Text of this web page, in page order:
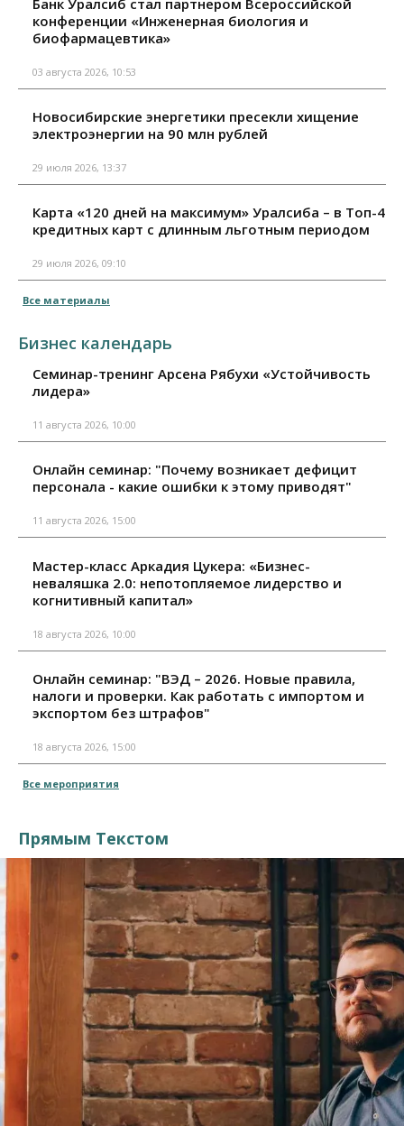
Банк Уралсиб стал партнером Всероссийской
конференции «Инженерная биология и
биофармацевтика»
03 августа 2026, 10:53
Новосибирские энергетики пресекли хищение
электроэнергии на 90 млн рублей
29 июля 2026, 13:37
Карта «120 дней на максимум» Уралсиба – в Топ-4
кредитных карт с длинным льготным периодом
29 июля 2026, 09:10
Все материалы
Бизнес календарь
Семинар-тренинг Арсена Рябухи «Устойчивость
лидера»
11 августа 2026, 10:00
Онлайн семинар: "Почему возникает дефицит
персонала - какие ошибки к этому приводят"
11 августа 2026, 15:00
Мастер-класс Аркадия Цукера: «Бизнес-
неваляшка 2.0: непотопляемое лидерство и
когнитивный капитал»
18 августа 2026, 10:00
Онлайн семинар: "ВЭД – 2026. Новые правила,
налоги и проверки. Как работать с импортом и
экспортом без штрафов"
18 августа 2026, 15:00
Все мероприятия
Прямым Текстом